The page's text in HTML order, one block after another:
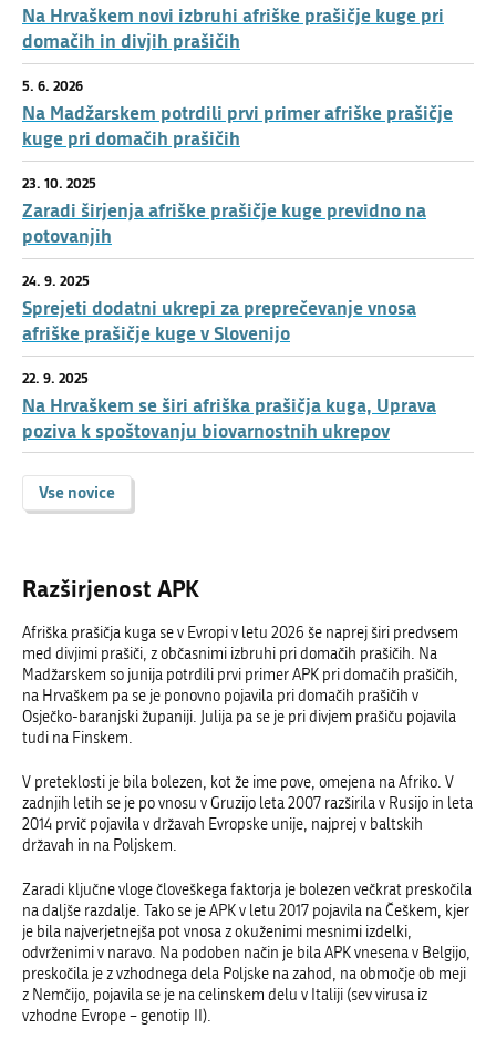
Na Hrvaškem novi izbruhi afriške prašičje kuge pri
domačih in divjih prašičih
5. 6. 2026
Na Madžarskem potrdili prvi primer afriške prašičje
kuge pri domačih prašičih
23. 10. 2025
Zaradi širjenja afriške prašičje kuge previdno na
potovanjih
24. 9. 2025
Sprejeti dodatni ukrepi za preprečevanje vnosa
afriške prašičje kuge v Slovenijo
22. 9. 2025
Na Hrvaškem se širi afriška prašičja kuga, Uprava
poziva k spoštovanju biovarnostnih ukrepov
Vse novice
Razširjenost APK
Afriška prašičja kuga se v Evropi v letu 2026 še naprej širi predvsem
med divjimi prašiči, z občasnimi izbruhi pri domačih prašičih. Na
Madžarskem so junija potrdili prvi primer APK pri domačih prašičih,
na Hrvaškem pa se je ponovno pojavila pri domačih prašičih v
Osječko-baranjski županiji. Julija pa se je pri divjem prašiču pojavila
tudi na Finskem.
V preteklosti je bila bolezen, kot že ime pove, omejena na Afriko. V
zadnjih letih se je po vnosu v Gruzijo leta 2007 razširila v Rusijo in leta
2014 prvič pojavila v državah Evropske unije, najprej v baltskih
državah in na Poljskem.
Zaradi ključne vloge človeškega faktorja je bolezen večkrat preskočila
na daljše razdalje. Tako se je APK v letu 2017 pojavila na Češkem, kjer
je bila najverjetnejša pot vnosa z okuženimi mesnimi izdelki,
odvrženimi v naravo. Na podoben način je bila APK vnesena v Belgijo,
preskočila je z vzhodnega dela Poljske na zahod, na območje ob meji
z Nemčijo, pojavila se je na celinskem delu v Italiji (sev virusa iz
vzhodne Evrope – genotip II).